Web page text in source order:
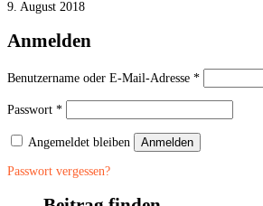
9. August 2018
Anmelden
Benutzername oder E-Mail-Adresse *Erforderlich
Passwort *Erforderlich
Angemeldet bleiben Anmelden
Passwort vergessen?